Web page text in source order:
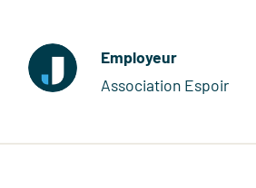
Employeur
Association Espoir